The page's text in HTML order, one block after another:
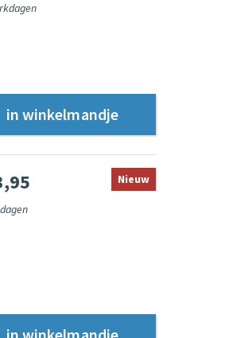
Nieuw